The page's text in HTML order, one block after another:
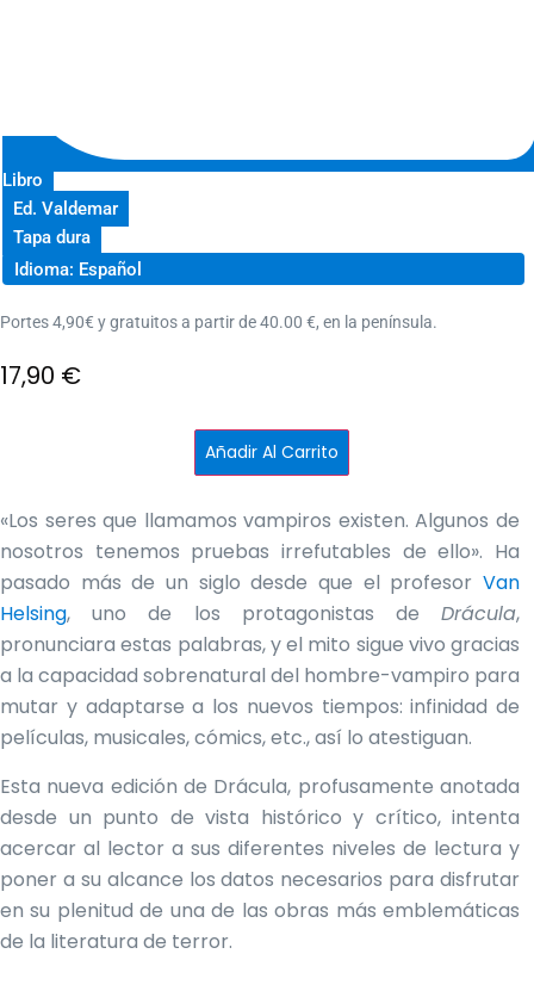
Libro
Ed. Valdemar
Tapa dura
Idioma: Español
Portes 4,90€ y gratuitos a partir de 40.00 €, en la península.
17,90 €
Añadir Al Carrito
«Los seres que llamamos vampiros existen. Algunos de
nosotros tenemos pruebas irrefutables de ello». Ha
pasado más de un siglo desde que el profesor Van
Helsing, uno de los protagonistas de Drácula,
pronunciara estas palabras, y el mito sigue vivo gracias
a la capacidad sobrenatural del hombre-vampiro para
mutar y adaptarse a los nuevos tiempos: infinidad de
películas, musicales, cómics, etc., así lo atestiguan.
Esta nueva edición de Drácula, profusamente anotada
desde un punto de vista histórico y crítico, intenta
acercar al lector a sus diferentes niveles de lectura y
poner a su alcance los datos necesarios para disfrutar
en su plenitud de una de las obras más emblemáticas
de la literatura de terror.